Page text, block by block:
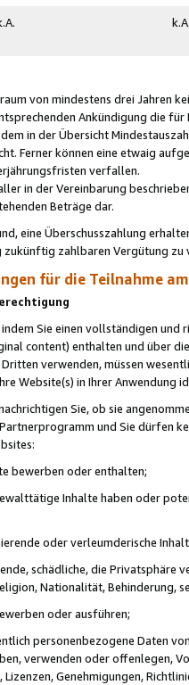
von mindestens drei Jahren
Ankündigung die
in der Übersicht
Ferner können eine etwaig
verfallen.
in der Vereinbarung
Beträge dar.
eine Überschusszahlung
zukünftig zahlbaren Vergütung zu
für die Teilnahme
Sie einen vollständigen
content) enthalten und über
verwenden, müssen
Website(s) in Ihrer Anwendung
Sie, ob sie
und Sie dürfen
bewerben oder enthalten;
Inhalte haben oder
oder verleumderische
schädliche, die Privatsphäre
Nationalität, Behinderung,
oder ausführen;
personenbezogene Daten
verwenden oder offenlegen,
Genehmigungen,